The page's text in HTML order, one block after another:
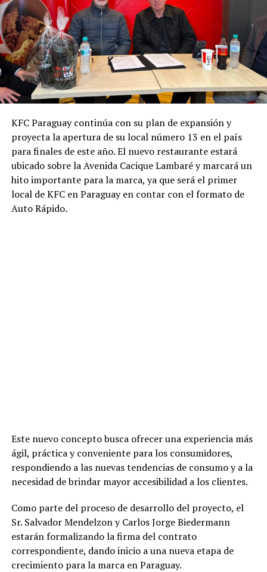
KFC Paraguay continúa con su plan de expansión y
proyecta la apertura de su local número 13 en el país
para finales de este año. El nuevo restaurante estará
ubicado sobre la Avenida Cacique Lambaré y marcará un
hito importante para la marca, ya que será el primer
local de KFC en Paraguay en contar con el formato de
Auto Rápido.
Este nuevo concepto busca ofrecer una experiencia más
ágil, práctica y conveniente para los consumidores,
respondiendo a las nuevas tendencias de consumo y a la
necesidad de brindar mayor accesibilidad a los clientes.
Como parte del proceso de desarrollo del proyecto, el
Sr. Salvador Mendelzon y Carlos Jorge Biedermann
estarán formalizando la firma del contrato
correspondiente, dando inicio a una nueva etapa de
crecimiento para la marca en Paraguay.